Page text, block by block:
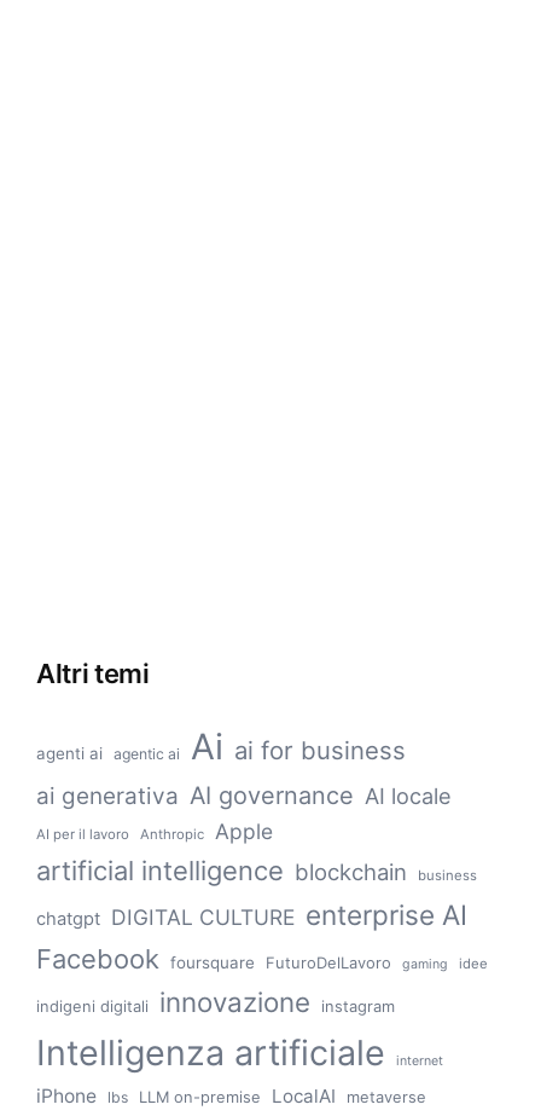
Altri temi
agenti ai agentic ai Ai ai for business
ai generativa AI governance AI locale
AI per il lavoro Anthropic Apple
artificial intelligence blockchain business
chatgpt DIGITAL CULTURE enterprise AI
Facebook foursquare FuturoDelLavoro gaming idee
indigeni digitali innovazione instagram
Intelligenza artificiale internet
iPhone lbs LLM on-premise LocalAI metaverse